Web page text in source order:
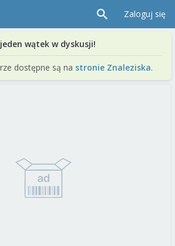
Zaloguj się
wątek w dyskusji!
dostępne są na stronie Znaleziska.